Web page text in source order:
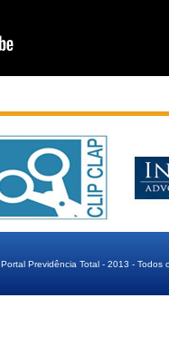
Portal Previdência Total - 2013 - Todos